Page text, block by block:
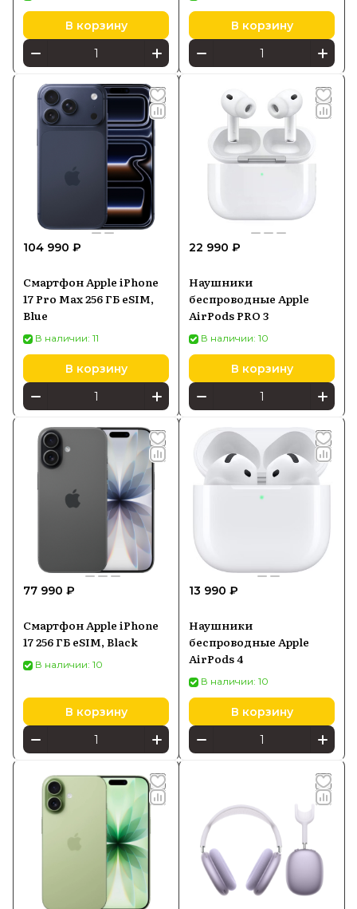
В корзину В корзину
104 990 ₽
Смартфон Apple iPhone
17 Pro Max 256 ГБ eSIM,
Blue
В наличии: 11
В корзину
22 990 ₽
Наушники
беспроводные Apple
AirPods PRO 3
В наличии: 10
В корзину
77 990 ₽
Смартфон Apple iPhone
17 256 ГБ eSIM, Black
В наличии: 10
В корзину
13 990 ₽
Наушники
беспроводные Apple
AirPods 4
В наличии: 10
В корзину